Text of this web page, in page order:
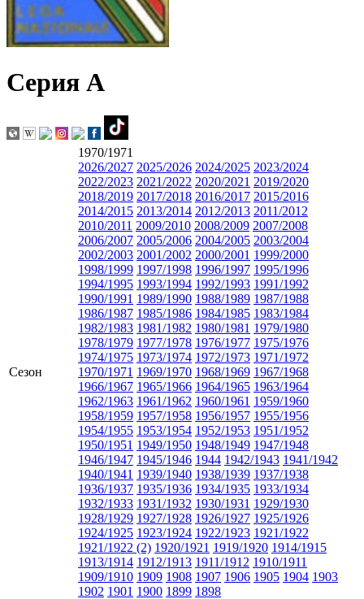
Серия А
Сезон
1970/1971
2026/2027 2025/2026 2024/2025 2023/2024
2022/2023 2021/2022 2020/2021 2019/2020
2018/2019 2017/2018 2016/2017 2015/2016
2014/2015 2013/2014 2012/2013 2011/2012
2010/2011 2009/2010 2008/2009 2007/2008
2006/2007 2005/2006 2004/2005 2003/2004
2002/2003 2001/2002 2000/2001 1999/2000
1998/1999 1997/1998 1996/1997 1995/1996
1994/1995 1993/1994 1992/1993 1991/1992
1990/1991 1989/1990 1988/1989 1987/1988
1986/1987 1985/1986 1984/1985 1983/1984
1982/1983 1981/1982 1980/1981 1979/1980
1978/1979 1977/1978 1976/1977 1975/1976
1974/1975 1973/1974 1972/1973 1971/1972
1970/1971 1969/1970 1968/1969 1967/1968
1966/1967 1965/1966 1964/1965 1963/1964
1962/1963 1961/1962 1960/1961 1959/1960
1958/1959 1957/1958 1956/1957 1955/1956
1954/1955 1953/1954 1952/1953 1951/1952
1950/1951 1949/1950 1948/1949 1947/1948
1946/1947 1945/1946 1944 1942/1943 1941/1942
1940/1941 1939/1940 1938/1939 1937/1938
1936/1937 1935/1936 1934/1935 1933/1934
1932/1933 1931/1932 1930/1931 1929/1930
1928/1929 1927/1928 1926/1927 1925/1926
1924/1925 1923/1924 1922/1923 1921/1922
1921/1922 (2) 1920/1921 1919/1920 1914/1915
1913/1914 1912/1913 1911/1912 1910/1911
1909/1910 1909 1908 1907 1906 1905 1904 1903
1902 1901 1900 1899 1898